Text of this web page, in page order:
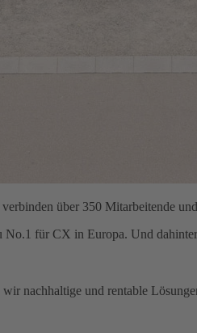
über 350 Mitarbeitende
für CX in Europa. Und
nachhaltige und rentable